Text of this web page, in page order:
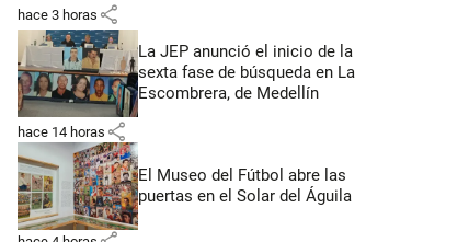
hace 3 horas share
La JEP anunció el inicio de la
sexta fase de búsqueda en La
Escombrera, de Medellín
hace 14 horas share
El Museo del Fútbol abre las
puertas en el Solar del Águila